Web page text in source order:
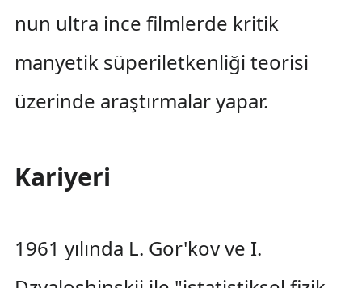
nun ultra ince filmlerde kritik
manyetik süperiletkenliği teorisi
üzerinde araştırmalar yapar.
Kariyeri
1961 yılında L. Gor'kov ve I.